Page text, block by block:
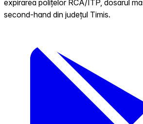
expirarea polițelor RCA/ITP, dosarul
second-hand din județul Timis.